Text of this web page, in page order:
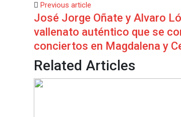
Previous article
José Jorge Oñate y Alvaro
vallenato auténtico que se
conciertos en Magdalena y
Related Articles